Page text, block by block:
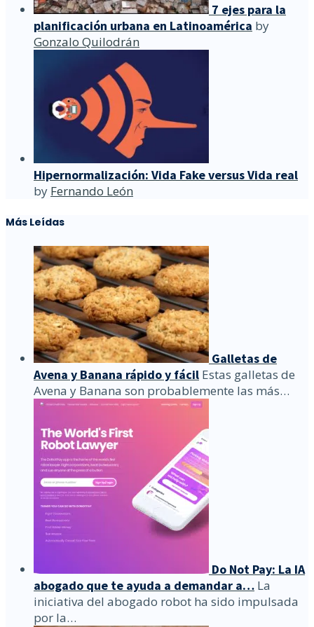
7 ejes para la
planificación urbana en Latinoamérica by
Gonzalo Quilodrán
Hipernormalización: Vida Fake versus Vida real
by Fernando León
Más Leídas
Galletas de
Avena y Banana rápido y fácil Estas galletas de
Avena y Banana son probablemente las más…
Do Not Pay: La IA
abogado que te ayuda a demandar a… La
iniciativa del abogado robot ha sido impulsada
por la…